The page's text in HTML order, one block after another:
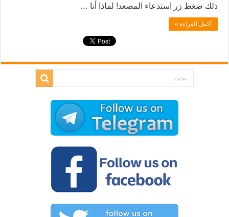
ذلك ضغط زر استدعاء المصعد! لماذا أنا …
أكمل القراءة »